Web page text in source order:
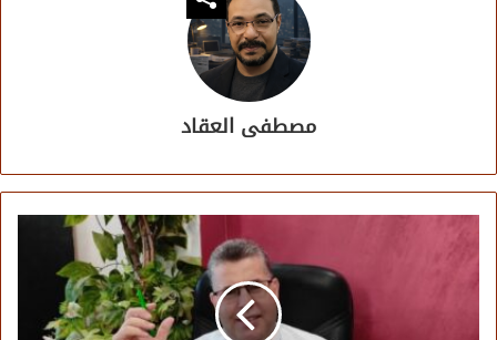
مصطفى العقاد